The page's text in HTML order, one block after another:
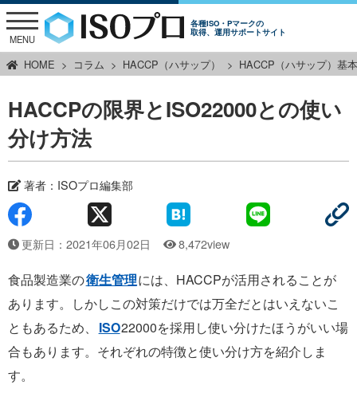
各種ISO・Pマークの
取得、運用サポートサイト
MENU
HOME コラム HACCP（ハサップ） HACCP（ハサップ）基
HACCPの限界とISO22000との使い
分け方法
著者： ISOプロ編集部
更新日：2021年06月02日 8,472view
食品製造業の衛生管理には、HACCPが活用されることが
あります。しかしこの対策だけでは万全だとはいえないこ
ともあるため、
ISO22000を採用し使い分けたほうがいい場
合もあります。それぞれの特徴と使い分け方を紹介しま
す。